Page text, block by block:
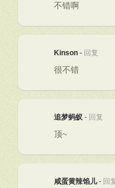
不错啊
Kinson - 回复
很不错
追梦蚂蚁 - 回复
顶~
咸蛋黄辣馅儿- 回